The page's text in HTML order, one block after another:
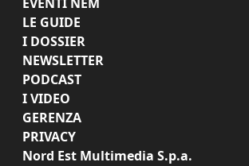
LE GUIDE
I DOSSIER
NEWSLETTER
PODCAST
I VIDEO
GERENZA
PRIVACY
Nord Est Multimedia S.p.a.